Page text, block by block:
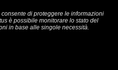
di proteggere le informazioni
è possibile monitorare lo stato del
in base alle singole necessità.